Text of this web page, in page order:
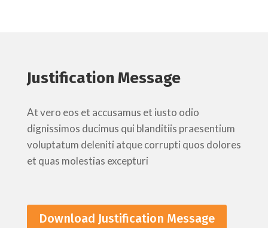
Justification Message
At vero eos et accusamus et iusto odio
dignissimos ducimus qui blanditiis praesentium
voluptatum deleniti atque corrupti quos dolores
et quas molestias excepturi
Download Justification Message